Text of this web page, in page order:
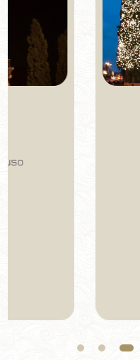
1 2
Codice sconto
Pacchetto
Pacchetto con
brunch